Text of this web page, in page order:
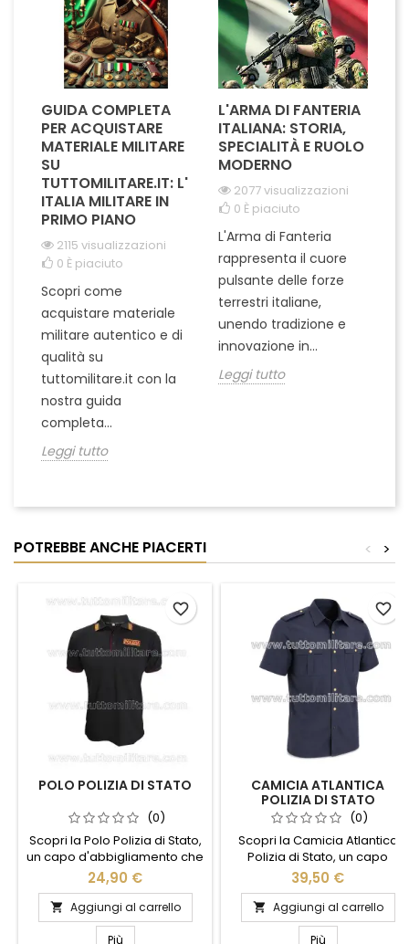
GUIDA COMPLETA
PER ACQUISTARE
MATERIALE MILITARE
SU
TUTTOMILITARE.IT: L'
ITALIA MILITARE IN
PRIMO PIANO
2115 visualizzazioni
0 È piaciuto
Scopri come
acquistare materiale
militare autentico e di
qualità su
tuttomilitare.it con la
nostra guida
completa...
Leggi tutto
L'ARMA DI FANTERIA
ITALIANA: STORIA,
SPECIALITÀ E RUOLO
MODERNO
2077 visualizzazioni
0 È piaciuto
L'Arma di Fanteria
rappresenta il cuore
pulsante delle forze
terrestri italiane,
unendo tradizione e
innovazione in...
Leggi tutto
POTREBBE ANCHE PIACERTI >
<
POLO POLIZIA DI STATO
(0)
Scopri la Polo Polizia di Stato,
un capo d'abbigliamento che
unisce stile e funzionalità.
Realizzata con materiali di
alta qualità, questa polo offre
comfort e resistenza, ideale
per l'uso quotidiano. Il design
24,90 €
 Aggiungi al carrello
Più
favorite_border
CAMICIA ATLANTICA
POLIZIA DI STATO
(0)
Scopri la Camicia Atlantica
Polizia di Stato, un capo
d'abbigliamento che unisce
stile e funzionalità. Realizzata
con materiali di alta qualità,
questa camicia offre comfort
e resistenza, ideale per chi
39,50 €
 Aggiungi al carrello
Più
favorite_border